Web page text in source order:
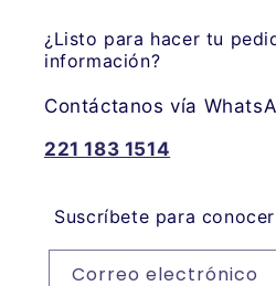
¿Listo para hacer tu
información?
Contáctanos vía
221 183 1514
Suscríbete para
Correo electrónico